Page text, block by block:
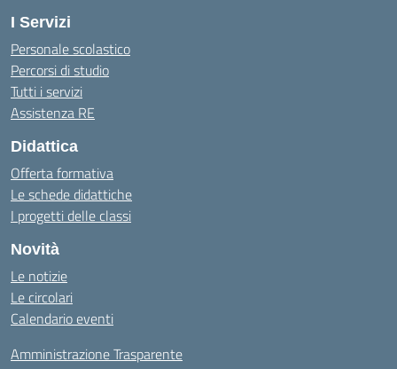
I Servizi
Personale scolastico
Percorsi di studio
Tutti i servizi
Assistenza RE
Didattica
Offerta formativa
Le schede didattiche
I progetti delle classi
Novità
Le notizie
Le circolari
Calendario eventi
Amministrazione Trasparente